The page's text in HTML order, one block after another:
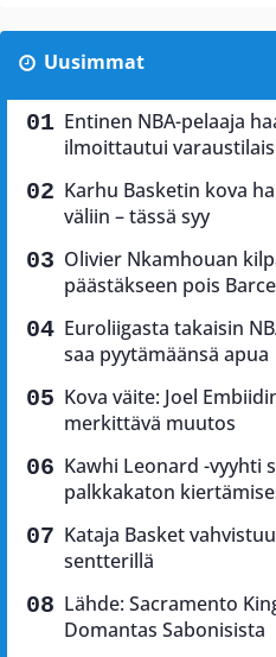
Uusimmat
Entinen NBA-pelaaja
ilmoittautui
Karhu Basketin kova
väliin – tässä syy
Olivier Nkamhouan
päästäkseen pois
Euroliigasta takaisin
saa pyytämäänsä apua
Kova väite: Joel
merkittävä muutos
Kawhi Leonard -vyyhti
palkkakaton
Kataja Basket
sentterillä
Lähde: Sacramento
Domantas Sabonisista